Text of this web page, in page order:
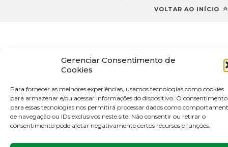
Gerenciar Consentimento de
Cookies
Para fornecer as melhores experiências, usamos tecnologias como cookies
para armazenar e/ou acessar informações do dispositivo. O consentimento
para essas tecnologias nos permitirá processar dados como
de navegação ou IDs exclusivos neste site. Não consentir ou retirar o
consentimento pode afetar negativamente certos recursos e funções.
VOLTAR AO INÍCIO